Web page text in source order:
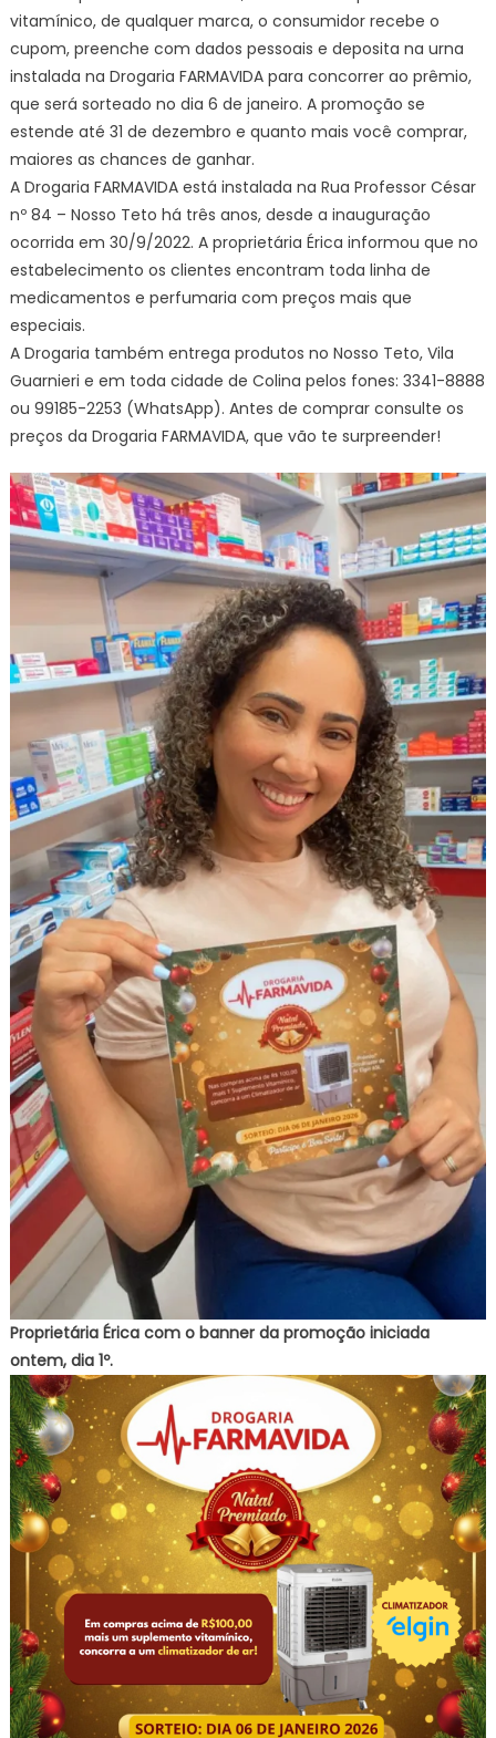
vitamínico, de qualquer marca, o consumidor recebe o
cupom, preenche com dados pessoais e deposita na urna
instalada na Drogaria FARMAVIDA para concorrer ao prêmio,
que será sorteado no dia 6 de janeiro. A promoção se
estende até 31 de dezembro e quanto mais você comprar,
maiores as chances de ganhar.
A Drogaria FARMAVIDA está instalada na Rua Professor César
nº 84 – Nosso Teto há três anos, desde a inauguração
ocorrida em 30/9/2022. A proprietária Érica informou que no
estabelecimento os clientes encontram toda linha de
medicamentos e perfumaria com preços mais que
especiais.
A Drogaria também entrega produtos no Nosso Teto, Vila
Guarnieri e em toda cidade de Colina pelos fones: 3341-8888
ou 99185-2253 (WhatsApp). Antes de comprar consulte os
preços da Drogaria FARMAVIDA, que vão te surpreender!
Proprietária Érica com o banner da promoção iniciada
ontem, dia 1º.